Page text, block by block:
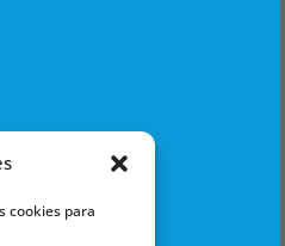
cookies para